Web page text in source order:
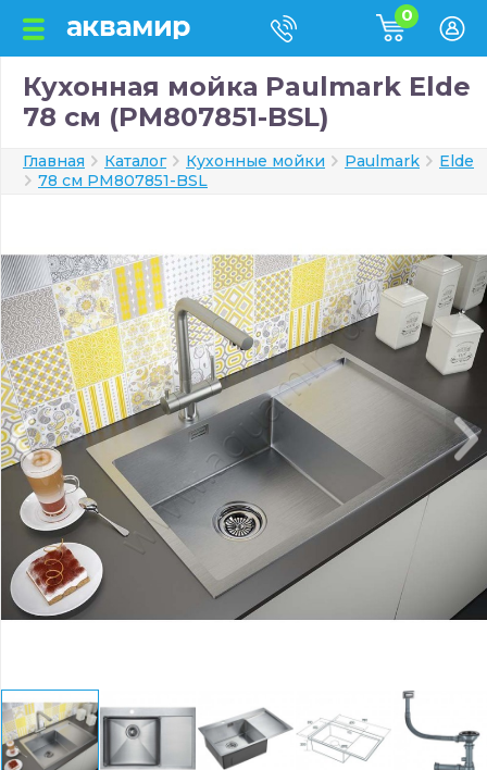
0
Кухонная мойка Paulmark Elde
78 см (PM807851-BSL)
Главная Каталог Кухонные мойки Paulmark
Elde
78 см PM807851-BSL